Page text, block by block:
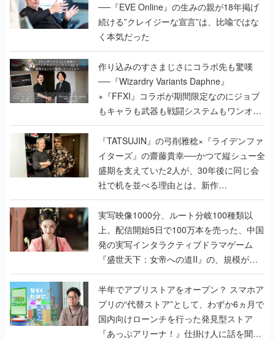
──『EVE Online』の生みの親が18年掲げ
続ける”クレイジーな宣言”は、比喩ではな
く本気だった
作り込みのすさまじさにコラボ先も驚嘆
──『Wizardry Variants Daphne』
×『FFXI』コラボが期間限定なのにジョブ
もキャラも武器も戦闘システムもワンオフ
で作り込まれた理由を両ディレクターに聞
く
『TATSUJIN』の弓削雅稔×『ライデンファ
イターズ』の齋藤貴幸──かつて縦シュー全
盛期を支えていた2人が、30年後に同じ会
社で机を並べる理由とは。新作
『TATSUJIN EXTREME』で初タッグを組
んだレジェンド2人に訊く開発秘話
実写映像1000分、ルート分岐100種類以
上。配信開始5日で100万本を売った、中国
発の実写インタラクティブドラマゲーム
『盛世天下：女帝への道II』の、規模が違
うこだわりをプロデューサーに聞いた
半年でアプリストアをオープン？ スマホア
プリの“代替ストア”として、わずか6ヵ月で
国内向けローンチを行った発見型ストア
『あっぷアリーナ！』仕掛け人に話を聞い